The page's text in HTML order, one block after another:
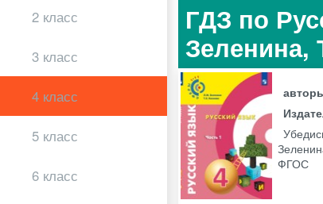
2 класс
3 класс
4 класс
5 класс
6 класс
ГДЗ по
Зеленина,
ФГОС